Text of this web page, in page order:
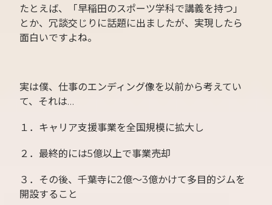
たとえば、「早稲田のスポーツ学科で講義を持つ」
とか、冗談交じりに話題に出ましたが、実現したら
面白いですよね。
実は僕、仕事のエンディング像を以前から考えてい
て、それは…
１．キャリア支援事業を全国規模に拡大し
２．最終的には5億以上で事業売却
３．その後、千葉寺に2億〜3億かけて多目的ジムを
開設すること